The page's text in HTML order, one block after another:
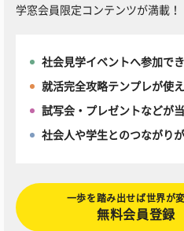
学窓会員限定コンテンツが満載！
社会見学イベントへ参加で
就活完全攻略テンプレが使
試写会・プレゼントなどが
社会人や学生とのつながり
一歩を踏み出せば世界が
無料会員登録